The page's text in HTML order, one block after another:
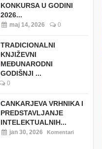
KONKURSA U GODINI
2026...
maj 14, 2026 0
TRADICIONALNI
KNJIŽEVNI
MEĐUNARODNI
GODIŠNJI ...
0
CANKARJEVA VRHNIKA I
PREDSTAVLJANJE
INTELEKTUALNIH...
jan 30, 2026
Komentari